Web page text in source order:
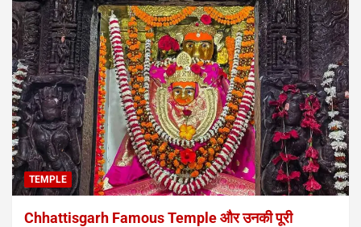
TEMPLE
Chhattisgarh Famous Temple और उनकी पूरी